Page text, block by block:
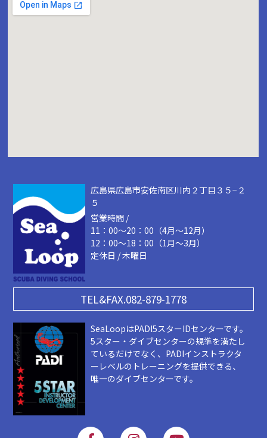
広島県広島市安佐南区川内２丁目３５−２
５
営業時間 /
11：00～20：00（4月～12月）
12：00～18：00（1月～3月）
定休日 / 木曜日
TEL&FAX.082-879-1778
SeaLoopはPADI5スターIDセンターです。
5スター・ダイブセンターの規準を満たし
ているだけでなく、PADIインストラクタ
ーレベルのトレーニングを提供できる、
唯一のダイブセンターです。
F I Y